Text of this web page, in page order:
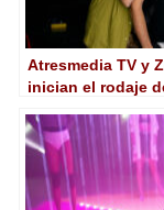
Atresmedia TV y
inician el rodaje